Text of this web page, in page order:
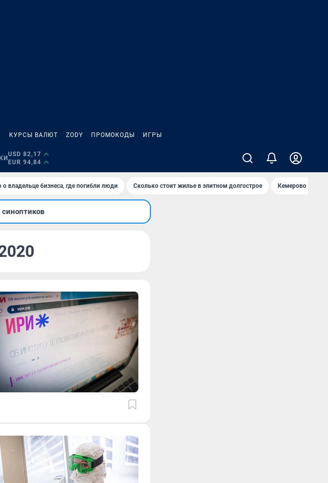
КУРСЫ ВАЛЮТ ZODY ПРОМОКОДЫ ИГРЫ
USD 82,17
EUR 94,84
о владельце бизнеса, где погибли люди Сколько стоит жилье в элитном долгострое Кемерово —